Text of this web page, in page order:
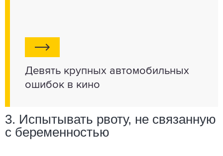
Девять крупных автомобильных
ошибок в кино
3. Испытывать рвоту, не связанную
с беременностью